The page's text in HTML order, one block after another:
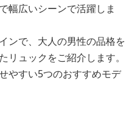
幅広いシーンで活躍しま
ンで、大人の男性の品格を
リュックをご紹介します。
やすい5つのおすすめモデ